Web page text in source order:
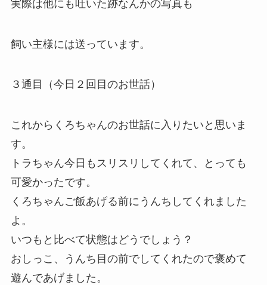
実際は他にも吐いた跡なんかの写真も
飼い主様には送っています。
３通目（今日２回目のお世話）
これからくろちゃんのお世話に入りたいと思いま
す。
トラちゃん今日もスリスリしてくれて、とっても
可愛かったです。
くろちゃんご飯あげる前にうんちしてくれました
よ。
いつもと比べて状態はどうでしょう？
おしっこ、うんち目の前でしてくれたので褒めて
遊んであげました。